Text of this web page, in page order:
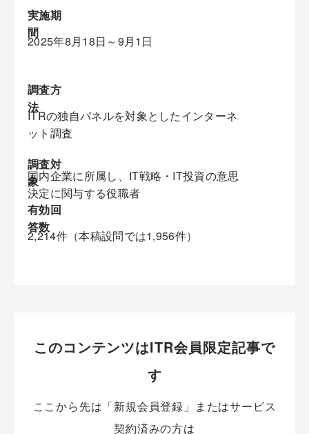
実施期
間
2025年8月18日～9月1日
調査方
法
ITRの独自パネルを対象としたインターネ
ット調査
調査対
象
国内企業に所属し、IT戦略・IT投資の意思
決定に関与する役職者
有効回
答数
2,214件（本稿設問では1,956件）
このコンテンツはITR会員限定記事で
す
ここから先は「新規会員登録」またはサービス
契約済みの方は